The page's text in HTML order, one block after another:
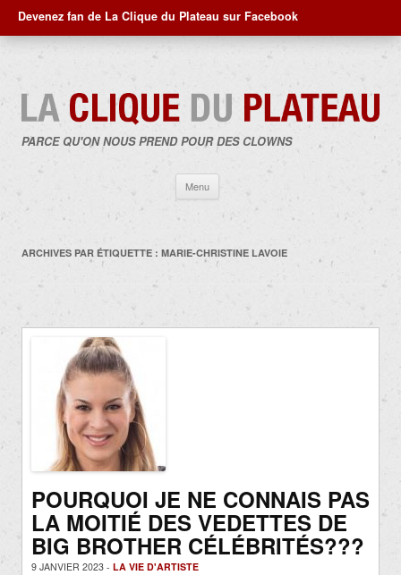
Devenez fan de La Clique du Plateau sur Facebook
PARCE QU'ON NOUS PREND POUR DES CLOWNS
Menu
contenu
ARCHIVES PAR ÉTIQUETTE : MARIE-CHRISTINE LAVOIE
POURQUOI JE NE CONNAIS PAS
LA MOITIÉ DES VEDETTES DE
BIG BROTHER CÉLÉBRITÉS???
9 JANVIER 2023 - LA VIE D'ARTISTE